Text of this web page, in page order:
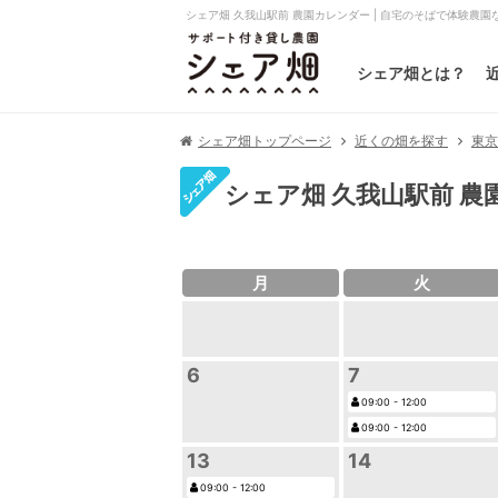
シェア畑 久我山駅前 農園カレンダー | 自宅のそばで体験農園
シェア畑とは？
シェア畑トップページ 近くの畑を探す 東
シェア畑 久我山駅前 農
月 火
6 7
09:00 - 12:00
09:00 - 12:00
13
09:00 - 12:00
14